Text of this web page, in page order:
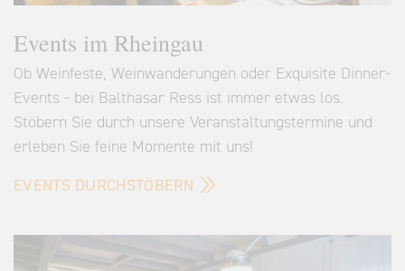
Events im Rheingau
Ob Weinfeste, Weinwanderungen oder Exquisite Dinner-
Events - bei Balthasar Ress ist immer etwas los.
Stöbern Sie durch unsere Veranstaltungstermine und
erleben Sie feine Momente mit uns!
EVENTS DURCHSTÖBERN